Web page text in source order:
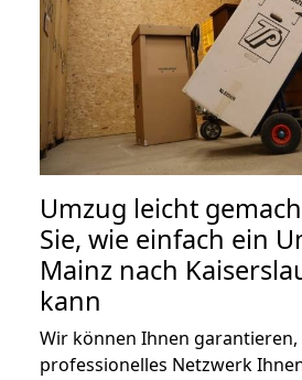
Umzug leicht
Sie, wie einfach ein
Mainz nach
kann
Wir können Ihnen garantieren,
professionelles Netzwerk